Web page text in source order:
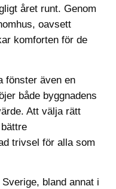
året runt. Genom
oavsett
komforten för de
fönster även en
både byggnadens
Att välja rätt
trivsel för alla som
bland annat i